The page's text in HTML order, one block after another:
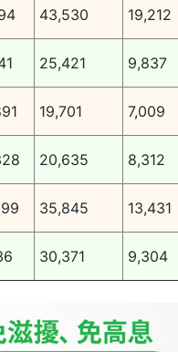
43,530 19,212
25,421 9,837
19,701 7,009
20,635 8,312
35,845 13,431
30,371 9,304